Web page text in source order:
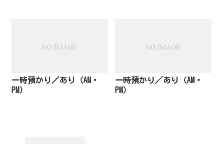
一時預かり／あり（AM・
PM）
一時預かり／あり（AM・
PM）